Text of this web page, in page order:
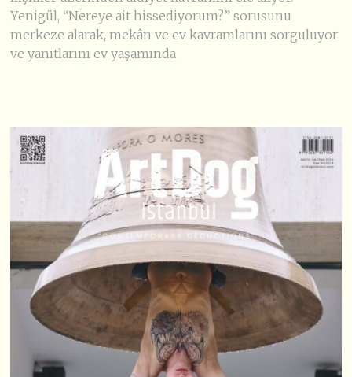
Yenigül, “Nereye ait hissediyorum?” sorusunu
merkeze alarak, mekân ve ev kavramlarını sorguluyor
ve yanıtlarını ev yaşamında